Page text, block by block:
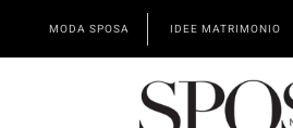
MODA SPOSA IDEE MATRIMONIO